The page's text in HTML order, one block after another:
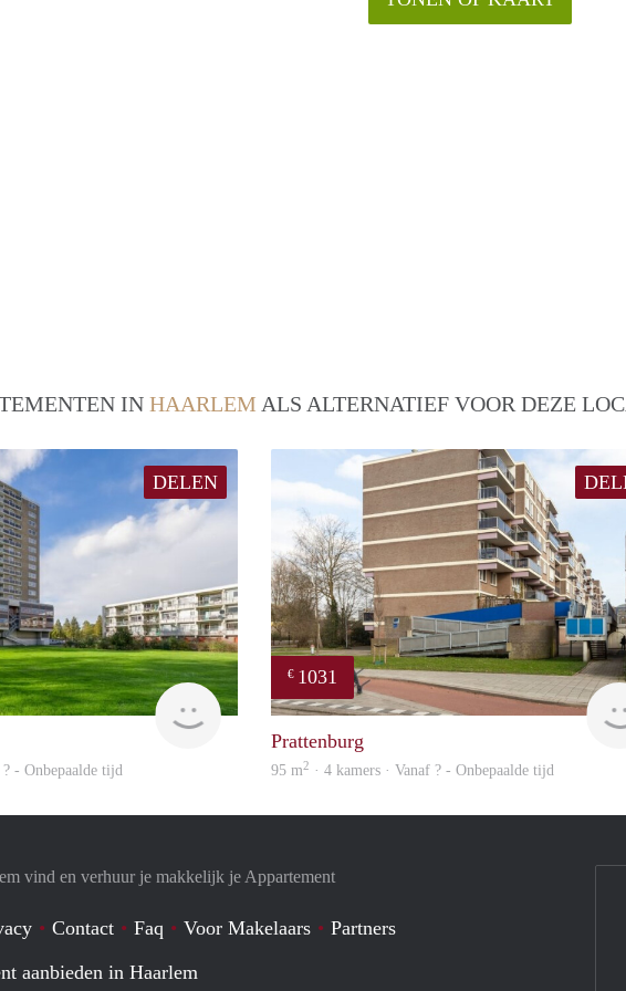
IN HAARLEM ALS ALTERNATIEF VOOR DEZE
DELEN
finder
? - Onbepaalde tijd
€ 1031
Prattenburg
95 m2 · 4 kamers · Vanaf ? - Onbepaalde tijd
vind en verhuur je makkelijk je Appartement
Contact Faq Voor Makelaars
Partners
aanbieden in Haarlem